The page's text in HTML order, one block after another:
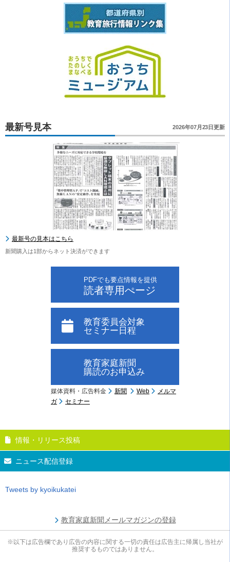
最新号見本 2026年07月23日更新
最新号の見本はこちら
新聞購入は1部からネット決済ができます
PDFでも要点情報を提供
読者専用ぺージ
教育委員会対象
セミナー日程
教育家庭新聞
購読のお申込み
媒体資料・広告料金 新聞 Web
メルマ
ガ
セミナー
情報・リリース投稿
ニュース配信登録
Tweets by kyoikukatei
教育家庭新聞メールマガジンの登録
※以下は広告欄であり広告の内容に関する一切の責任は広告主に帰属し当社が
推奨するものではありません。